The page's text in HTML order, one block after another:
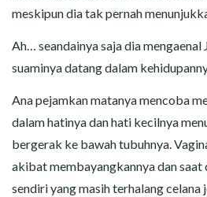
meskipun dia tak pernah
Ah… seandainya saja dia mengaenal
suaminya datang dalam
Ana pejamkan matanya mencoba
dalam hatinya dan hati kecilnya
bergerak ke bawah tubuhnya.
akibat membayangkannya dan saat
sendiri yang masih terhalang celana